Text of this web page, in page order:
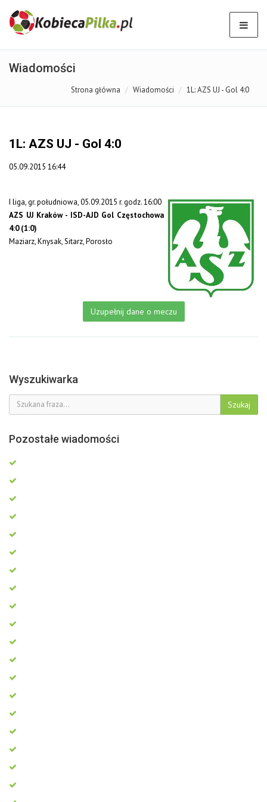
Wiadomości
Strona główna Wiadomości 1L: AZS UJ - Gol 4:0
1L: AZS UJ - Gol 4:0
05.09.2015 16:44
I liga, gr. południowa, 05.09.2015 r. godz. 16:00
AZS UJ Kraków - ISD-AJD Gol Częstochowa
4:0 (1:0)
Maziarz, Knysak, Sitarz, Porosło
Uzupełnij dane o meczu
Wyszukiwarka
Szukaj
Pozostałe wiadomości